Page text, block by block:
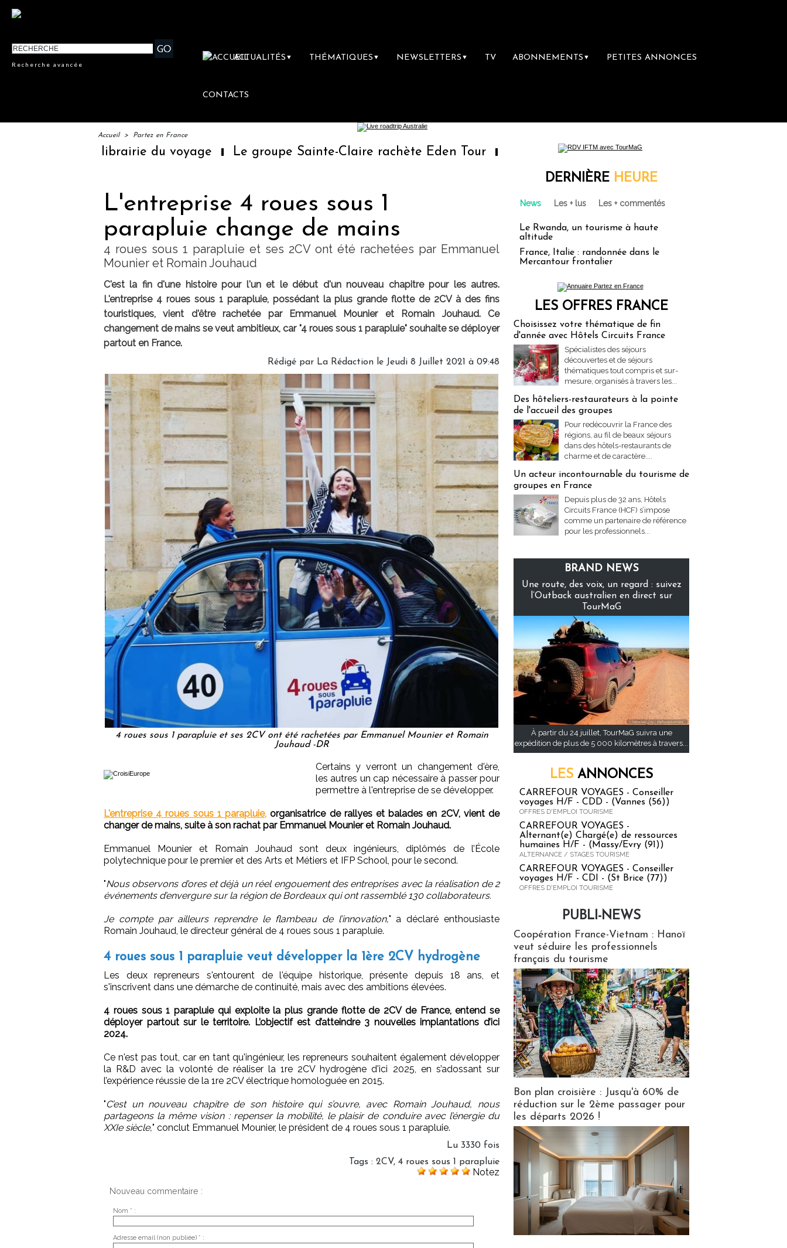
Recherche avancée
ACTUALITÉS ▼ THÉMATIQUES ▼ NEWSLETTERS ▼ TV ABONNEMENTS ▼ PETITES ANNONCES
CONTACTS
Accueil > Partez en France
librairie du voyage Le groupe Sainte-Claire rachète Eden Tour L’accès aux vacances : un droit inachevé totalement
L'entreprise 4 roues sous 1
parapluie change de mains
4 roues sous 1 parapluie et ses 2CV ont été rachetées par Emmanuel
Mounier et Romain Jouhaud
C'est la fin d'une histoire pour l'un et le début d'un nouveau chapitre pour les autres.
L'entreprise 4 roues sous 1 parapluie, possédant la plus grande flotte de 2CV à des fins
touristiques, vient d'être rachetée par Emmanuel Mounier et Romain Jouhaud. Ce
changement de mains se veut ambitieux, car "4 roues sous 1 parapluie" souhaite se déployer
partout en France.
Rédigé par La Rédaction le Jeudi 8 Juillet 2021 à 09:48
4 roues sous 1 parapluie et ses 2CV ont été rachetées par Emmanuel Mounier et Romain
Jouhaud -DR
Certains y verront un changement d'ère,
les autres un cap nécessaire à passer pour
permettre à l'entreprise de se développer.
L'entreprise 4 roues sous 1 parapluie, organisatrice de rallyes et balades en 2CV, vient de
changer de mains, suite à son rachat par Emmanuel Mounier et Romain Jouhaud.
Emmanuel Mounier et Romain Jouhaud sont deux ingénieurs, diplômés de l’École
polytechnique pour le premier et des Arts et Métiers et IFP School, pour le second.
"Nous observons d’ores et déjà un réel engouement des entreprises avec la réalisation de 2
événements d’envergure sur la région de Bordeaux qui ont rassemblé 130 collaborateurs.
Je compte par ailleurs reprendre le flambeau de l’innovation," a déclaré enthousiaste
Romain Jouhaud, le directeur général de 4 roues sous 1 parapluie.
4 roues sous 1 parapluie veut développer la 1ère 2CV hydrogène
Les deux repreneurs s'entourent de l'équipe historique, présente depuis 18 ans, et
s'inscrivent dans une démarche de continuité, mais avec des ambitions élevées.
4 roues sous 1 parapluie qui exploite la plus grande flotte de 2CV de France, entend se
déployer partout sur le territoire. L’objectif est d’atteindre 3 nouvelles implantations d’ici
2024.
Ce n'est pas tout, car en tant qu'ingénieur, les repreneurs souhaitent également développer
la R&D avec la volonté de réaliser la 1re 2CV hydrogène d'ici 2025, en s’adossant sur
l’expérience réussie de la 1re 2CV électrique homologuée en 2015.
"C’est un nouveau chapitre de son histoire qui s’ouvre, avec Romain Jouhaud, nous
partageons la même vision : repenser la mobilité, le plaisir de conduire avec l’énergie du
XXIe siècle," conclut Emmanuel Mounier, le président de 4 roues sous 1 parapluie.
Lu 3330 fois
Tags : 2CV, 4 roues sous 1 parapluie
Notez
Nouveau commentaire :
Nom * :
Adresse email (non publiée) * :
DERNIÈRE HEURE
News Les + lus Les + commentés
Le Rwanda, un tourisme à haute
altitude
France, Italie : randonnée dans le
Mercantour frontalier
LES OFFRES FRANCE
Choisissez votre thématique de fin
d'année avec Hôtels Circuits France
Spécialistes des séjours
découvertes et de séjours
thématiques tout compris et sur-
mesure, organisés à travers les...
Des hôteliers-restaurateurs à la pointe
de l'accueil des groupes
Pour redécouvrir la France des
régions, au fil de beaux séjours
dans des hôtels-restaurants de
charme et de caractère....
Un acteur incontournable du tourisme de
groupes en France
Depuis plus de 32 ans, Hôtels
Circuits France (HCF) s’impose
comme un partenaire de référence
pour les professionnels...
BRAND NEWS
Une route, des voix, un regard : suivez
l’Outback australien en direct sur
TourMaG
À partir du 24 juillet, TourMaG suivra une
expédition de plus de 5 000 kilomètres à travers...
LES ANNONCES
CARREFOUR VOYAGES - Conseiller
voyages H/F - CDD - (Vannes (56))
OFFRES D'EMPLOI TOURISME
CARREFOUR VOYAGES -
Alternant(e) Chargé(e) de ressources
humaines H/F - (Massy/Evry (91))
ALTERNANCE / STAGES TOURISME
CARREFOUR VOYAGES - Conseiller
voyages H/F - CDI - (St Brice (77))
OFFRES D'EMPLOI TOURISME
PUBLI-NEWS
Coopération France-Vietnam : Hanoï
veut séduire les professionnels
français du tourisme
Bon plan croisière : Jusqu'à 60% de
réduction sur le 2ème passager pour
les départs 2026 !